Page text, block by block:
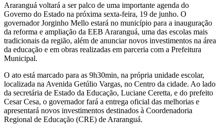
Araranguá voltará a ser palco de uma importante agenda do
Governo do Estado na próxima sexta-feira, 19 de junho. O
governador Jorginho Mello estará no município para a inauguração
da reforma e ampliação da EEB Araranguá, uma das escolas mais
tradicionais da região, além de anunciar novos investimentos na área
da educação e em obras realizadas em parceria com a Prefeitura
Municipal.
O ato está marcado para as 9h30min, na própria unidade escolar,
localizada na Avenida Getúlio Vargas, no Centro da cidade. Ao lado
da secretária de Estado da Educação, Luciane Ceretta, e do prefeito
Cesar Cesa, o governador fará a entrega oficial das melhorias e
apresentará novos investimentos destinados à Coordenadoria
Regional de Educação (CRE) de Araranguá.